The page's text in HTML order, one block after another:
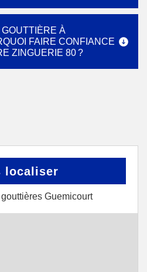
À
FAIRE CONFIANCE
ZINGUERIE 80 ?
localiser
Guemicourt